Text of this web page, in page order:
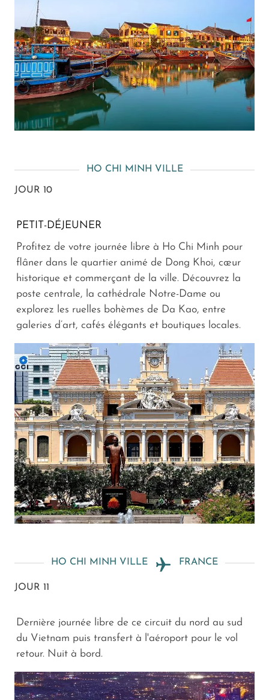
HO CHI MINH VILLE
JOUR 10
PETIT-DÉJEUNER
Profitez de votre journée libre à Ho Chi Minh pour
flâner dans le quartier animé de Dong Khoi, cœur
historique et commerçant de la ville. Découvrez la
poste centrale, la cathédrale Notre-Dame ou
explorez les ruelles bohèmes de Da Kao, entre
galeries d’art, cafés élégants et boutiques locales.
HO CHI MINH VILLE FRANCE
JOUR 11
Dernière journée libre de ce circuit du nord au sud
du Vietnam puis transfert à l'aéroport pour le vol
retour. Nuit à bord.